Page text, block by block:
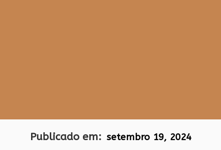
Publicado em: setembro 19, 2024